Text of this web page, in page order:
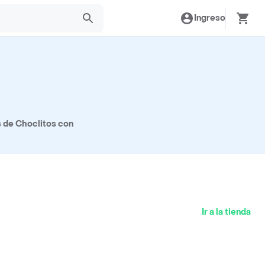
Ingreso
de Choclitos con
Ir a la tienda